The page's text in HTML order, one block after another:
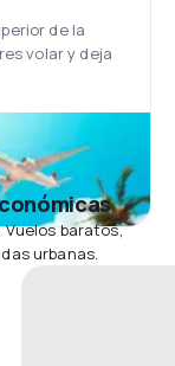
de la
volar y deja
baratos,
urbanas.